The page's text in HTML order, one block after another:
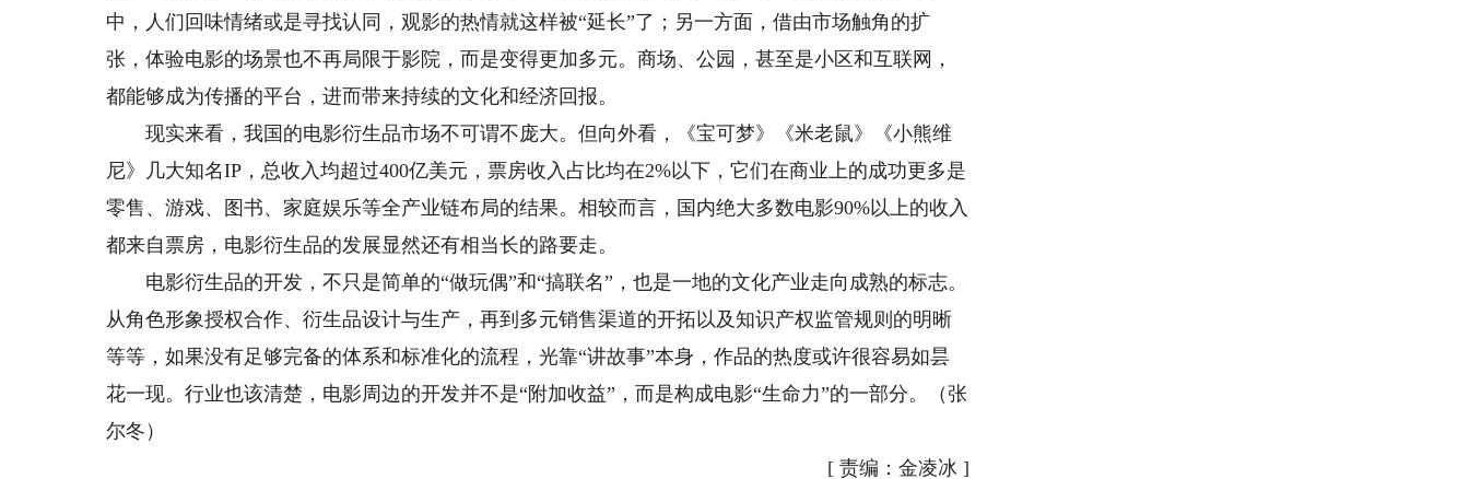
中，人们回味情绪或是寻找认同，观影的热情就这样被“延长”了；另一方面，借由市场触角的扩
张，体验电影的场景也不再局限于影院，而是变得更加多元。商场、公园，甚至是小区和互联网，
都能够成为传播的平台，进而带来持续的文化和经济回报。
现实来看，我国的电影衍生品市场不可谓不庞大。但向外看，《宝可梦》《米老鼠》《小熊维
尼》几大知名IP，总收入均超过400亿美元，票房收入占比均在2%以下，它们在商业上的成功更多是
零售、游戏、图书、家庭娱乐等全产业链布局的结果。相较而言，国内绝大多数电影90%以上的收入
都来自票房，电影衍生品的发展显然还有相当长的路要走。
电影衍生品的开发，不只是简单的“做玩偶”和“搞联名”，也是一地的文化产业走向成熟的标志。
从角色形象授权合作、衍生品设计与生产，再到多元销售渠道的开拓以及知识产权监管规则的明晰
等等，如果没有足够完备的体系和标准化的流程，光靠“讲故事”本身，作品的热度或许很容易如昙
花一现。行业也该清楚，电影周边的开发并不是“附加收益”，而是构成电影“生命力”的一部分。（张
尔冬）
[ 责编：金凌冰 ]